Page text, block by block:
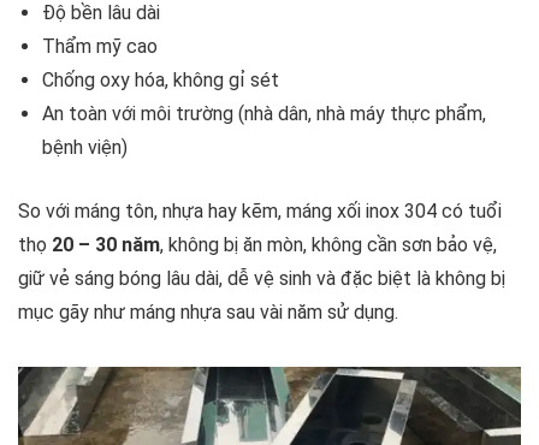
Độ bền lâu dài
Thẩm mỹ cao
Chống oxy hóa, không gỉ sét
An toàn với môi trường (nhà dân, nhà máy thực phẩm,
bệnh viện)
So với máng tôn, nhựa hay kẽm, máng xối inox 304 có tuổi
thọ 20 – 30 năm, không bị ăn mòn, không cần sơn bảo vệ,
giữ vẻ sáng bóng lâu dài, dễ vệ sinh và đặc biệt là không bị
mục gãy như máng nhựa sau vài năm sử dụng.